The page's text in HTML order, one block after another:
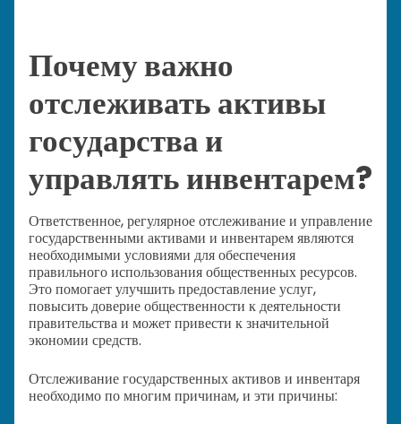
Почему важно
отслеживать активы
государства и
управлять инвентарем?
Ответственное, регулярное отслеживание и управление
государственными активами и инвентарем являются
необходимыми условиями для обеспечения
правильного использования общественных ресурсов.
Это помогает улучшить предоставление услуг,
повысить доверие общественности к деятельности
правительства и может привести к значительной
экономии средств.
Отслеживание государственных активов и инвентаря
необходимо по многим причинам, и эти причины: